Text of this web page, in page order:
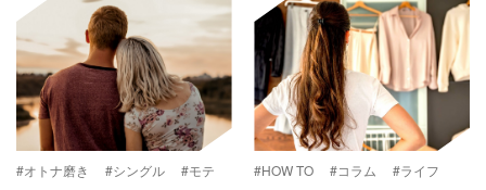
#オトナ磨き #シングル #モテ #HOW TO #コラム #ライフ